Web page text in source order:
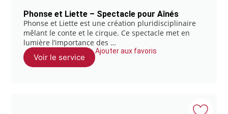
Phonse et Liette – Spectacle pour Aînés
Phonse et Liette est une création pluridisciplinaire
mêlant le conte et le cirque. Ce spectacle met en
lumière l’importance des …
Voir le service
Ajouter aux favoris